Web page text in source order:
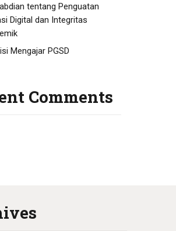
tentang Penguatan
Digital dan Integritas
Mengajar PGSD
Comments